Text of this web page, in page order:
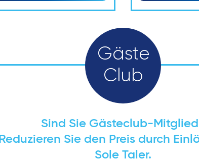
Gäste
Club
Sind Sie Gästeclub-
Reduzieren Sie den Preis durch
Sole Taler.